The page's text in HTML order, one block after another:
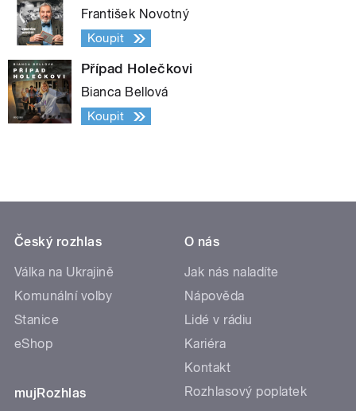
František Novotný
Koupit
Případ Holečkovi
Bianca Bellová
Koupit
Český rozhlas
Válka na Ukrajině
Komunální volby
Stanice
eShop
mujRozhlas
O nás
Jak nás naladíte
Nápověda
Lidé v rádiu
Kariéra
Kontakt
Rozhlasový poplatek